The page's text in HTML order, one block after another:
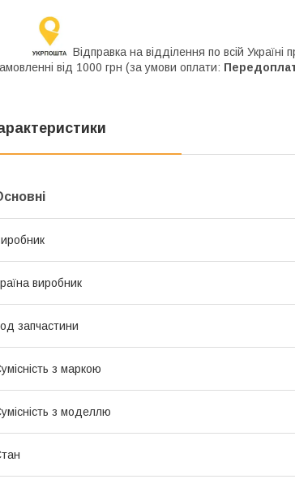
Відправка на відділення по всій
від 1000 грн (за умови оплати:
виробник
запчастини
з маркою
з моделлю